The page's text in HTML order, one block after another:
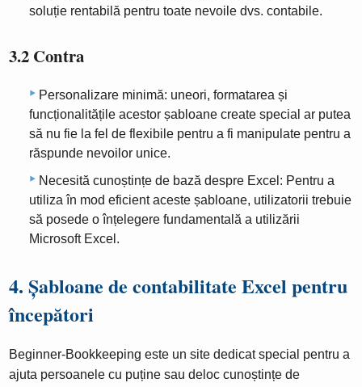
soluție rentabilă pentru toate nevoile dvs. contabile.
3.2 Contra
Personalizare minimă: uneori, formatarea și
funcționalitățile acestor șabloane create special ar putea
să nu fie la fel de flexibile pentru a fi manipulate pentru a
răspunde nevoilor unice.
Necesită cunoștințe de bază despre Excel: Pentru a
utiliza în mod eficient aceste șabloane, utilizatorii trebuie
să posede o înțelegere fundamentală a utilizării
Microsoft Excel.
4. Șabloane de contabilitate Excel pentru
începători
Beginner-Bookkeeping este un site dedicat special pentru a
ajuta persoanele cu puține sau deloc cunoștințe de